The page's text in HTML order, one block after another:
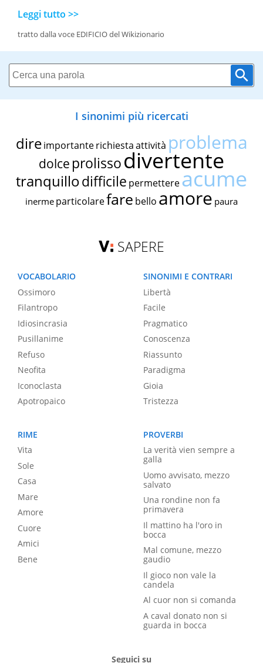
Leggi tutto >>
tratto dalla voce EDIFICIO del Wikizionario
I sinonimi più ricercati
dire importante richiestaattività problema
dolce prolissodivertente
tranquillodifficile permettereacume
inerme particolarefare bello amore paura
SAPERE
VOCABOLARIO
Ossimoro
Filantropo
Idiosincrasia
Pusillanime
Refuso
Neofita
Iconoclasta
Apotropaico
SINONIMI E CONTRARI
Libertà
Facile
Pragmatico
Conoscenza
Riassunto
Paradigma
Gioia
Tristezza
RIME
Vita
Sole
Casa
Mare
Amore
Cuore
Amici
Bene
PROVERBI
La verità vien sempre a
galla
Uomo avvisato, mezzo
salvato
Una rondine non fa
primavera
Il mattino ha l'oro in
bocca
Mal comune, mezzo
gaudio
Il gioco non vale la
candela
Al cuor non si comanda
A caval donato non si
guarda in bocca
Seguici su